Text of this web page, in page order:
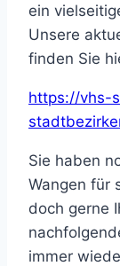
ein
Unsere
finden Sie
https://vhs-
Sie haben
Wangen für
doch gerne
immer